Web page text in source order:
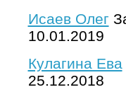
Исаев Олег
10.01.2019
Кулагина Ева
25.12.2018